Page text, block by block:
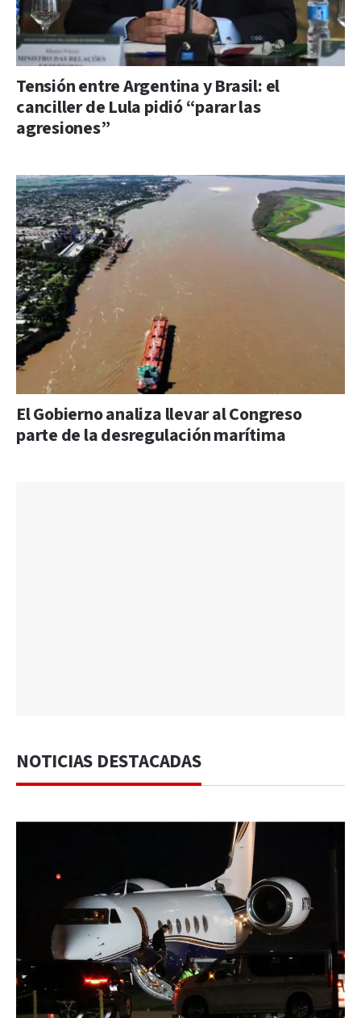
Tensión entre Argentina y Brasil: el
canciller de Lula pidió “parar las
agresiones”
El Gobierno analiza llevar al Congreso
parte de la desregulación marítima
NOTICIAS DESTACADAS